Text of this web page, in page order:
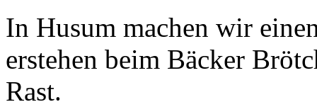
In Husum machen wir
erstehen beim Bäcker
Rast.